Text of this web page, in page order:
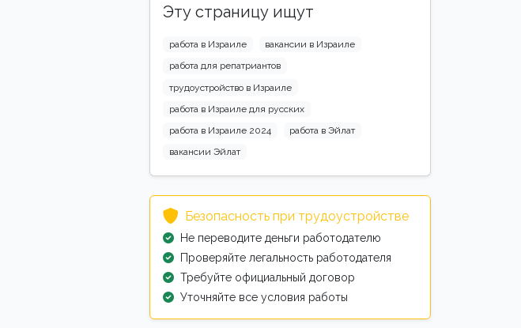
Эту страницу ищут
работа в Израиле
вакансии в Израиле
работа для репатриантов
трудоустройство в Израиле
работа в Израиле для русских
работа в Израиле 2024
работа в Эйлат
вакансии Эйлат
Безопасность при трудоустройстве
Не переводите деньги работодателю
Проверяйте легальность работодателя
Требуйте официальный договор
Уточняйте все условия работы